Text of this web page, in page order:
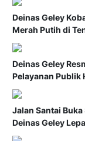
Deinas Geley
Merah Putih di
Deinas Geley
Pelayanan Publik
Jalan Santai Buka
Deinas Geley